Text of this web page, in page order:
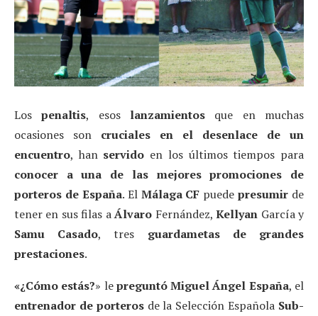
Lospenaltis, esos lanzamientos que en muchas
ocasiones son cruciales en el desenlace de un
encuentro, han servido en los últimos tiempos para
conocer a una de las mejores promociones de
porteros de España. El Málaga CF puedepresumir de
tener en sus filas aÁlvaro Fernández,Kellyan García y
Samu Casado, tres guardametas de grandes
prestaciones.
«¿Cómo estás?» lepreguntó Miguel Ángel España, el
entrenador de porterosde la Selección Española Sub-